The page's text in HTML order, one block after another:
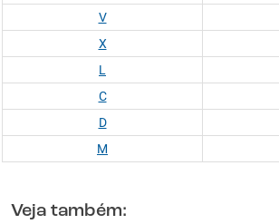
V
X
L
C
D
M
Veja também: